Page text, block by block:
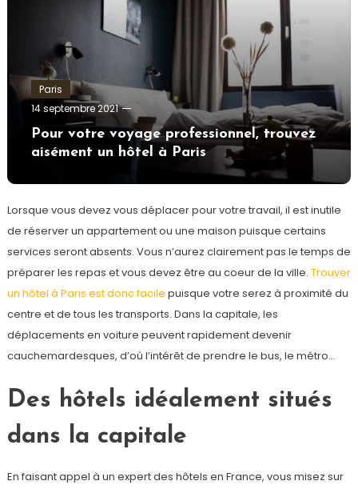
Paris
14 septembre 2021
admin
Pour votre voyage professionnel, trouvez
aisément un hôtel à Paris
Lorsque vous devez vous déplacer pour votre travail, il est inutile
de réserver un appartement ou une maison puisque certains
services seront absents. Vous n’aurez clairement pas le temps de
préparer les repas et vous devez être au coeur de la ville. Trouver
un hôtel à Paris est donc facile puisque votre serez à proximité du
centre et de tous les transports. Dans la capitale, les
déplacements en voiture peuvent rapidement devenir
cauchemardesques, d’où l’intérêt de prendre le bus, le métro…
Des hôtels idéalement situés
dans la capitale
En faisant appel à un expert des hôtels en France, vous misez sur